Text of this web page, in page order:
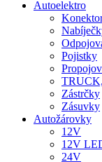
Autoelektro
Pojistky
Zástrčky
Zásuvky
Autožárovky
12V
12V
24V